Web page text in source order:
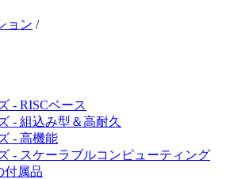
ョン /
- RISCベース
- 組込み型＆高耐久
- 高機能
- スケーラブルコンピューティング
付属品